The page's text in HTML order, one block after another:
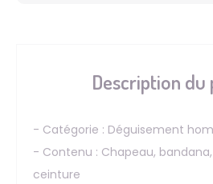
Description
- Catégorie : Déguisement
- Contenu : Chapeau,
ceinture